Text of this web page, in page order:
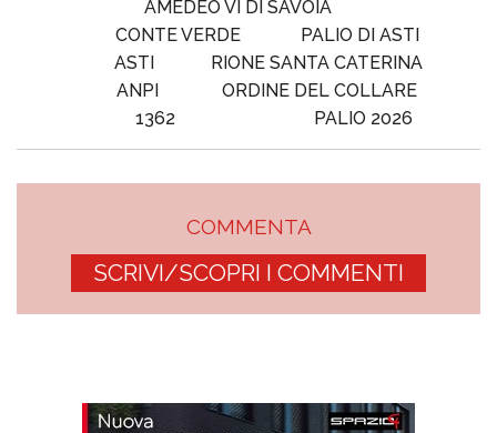
AMEDEO VI DI SAVOIA
CONTE VERDE
PALIO DI ASTI
ASTI
RIONE SANTA CATERINA
ANPI
ORDINE DEL COLLARE
1362
PALIO 2026
COMMENTA
SCRIVI/SCOPRI I COMMENTI